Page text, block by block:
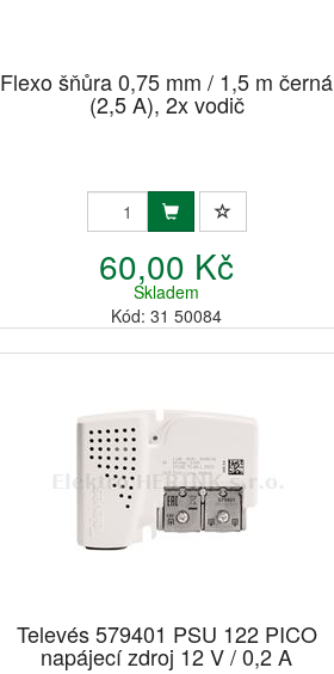
Flexo šňůra 0,75 mm / 1,5 m černá
(2,5 A), 2x vodič
60,00 Kč
Skladem
Kód: 31 50084
Televés 579401 PSU 122 PICO
napájecí zdroj 12 V / 0,2 A